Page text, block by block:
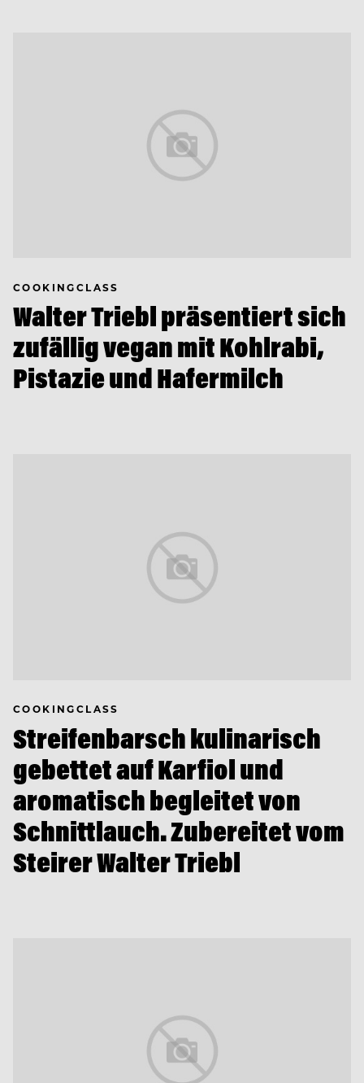
COOKINGCLASS
Walter Triebl präsentiert sich
zufällig vegan mit Kohlrabi,
Pistazie und Hafermilch
COOKINGCLASS
Streifenbarsch kulinarisch
gebettet auf Karfiol und
aromatisch begleitet von
Schnittlauch. Zubereitet vom
Steirer Walter Triebl